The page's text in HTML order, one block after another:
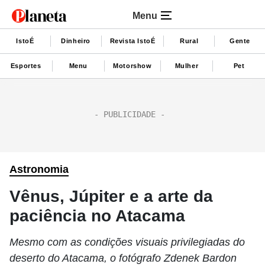
Menu
IstoÉ Dinheiro Revista IstoÉ Rural Gente
Esportes Menu Motorshow Mulher Pet
Astronomia
Vênus, Júpiter e a arte da
paciência no Atacama
Mesmo com as condições visuais privilegiadas do
deserto do Atacama, o fotógrafo Zdenek Bardon